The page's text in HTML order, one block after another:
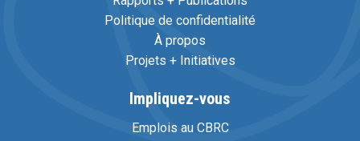
Politique de confidentialité
À propos
Projets + Initiatives
Impliquez-vous
Emplois au CBRC